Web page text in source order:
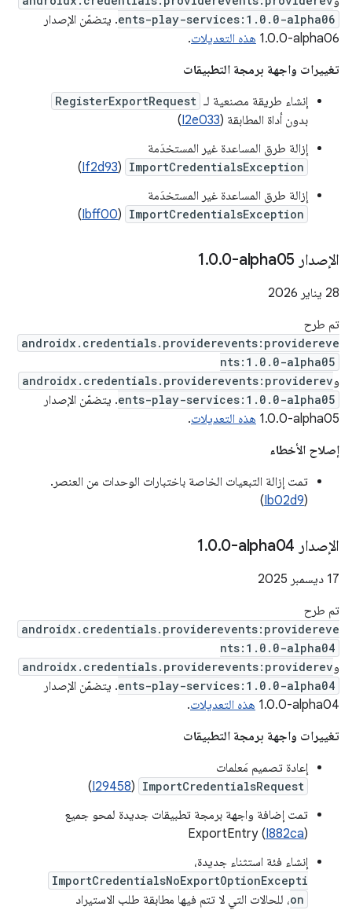
ents-play-services:1.0.0-alpha06. يتضمّن الإصدار
‎1.0.0-alpha06 هذه التعديلات.
تغييرات واجهة برمجة التطبيقات
إنشاء طريقة مصنعية لـ RegisterExportRequest
بدون أداة المطابقة (I2e033
)
إزالة طرق المساعدة غير المستخدَمة
ImportCredentialsException
(
If2d93
)
إزالة طرق المساعدة غير المستخدَمة
ImportCredentialsException
(
Ibff00
)
الإصدار ‎1 .0.0-alpha05
‫28 يناير 2026
تم طرح
androidx.credentials.providerevents:providereve
nts:1.0.0-alpha05
وandroidx.credentials.providerevents:providerev
ents-play-services:1.0.0-alpha05. يتضمّن الإصدار
‎1.0.0-alpha05 هذه التعديلات.
إصلاح الأخطاء
تمت إزالة التبعيات الخاصة باختبارات الوحدات من العنصر.
(
Ib02d9
)
الإصدار ‎1 .0.0-alpha04
‫17 ديسمبر 2025
تم طرح
androidx.credentials.providerevents:providereve
nts:1.0.0-alpha04
وandroidx.credentials.providerevents:providerev
ents-play-services:1.0.0-alpha04. يتضمّن الإصدار
‎1.0.0-alpha04 هذه التعديلات.
تغييرات واجهة برمجة التطبيقات
إعادة تصميم مَعلمات
ImportCredentialsRequest
(
I29458
)
تمت إضافة واجهة برمجة تطبيقات جديدة لمحو جميع
ExportEntry (I882ca)
إنشاء فئة استثناء جديدة،
ImportCredentialsNoExportOptionExcepti
on، للحالات التي لا تتم فيها مطابقة طلب الاستيراد